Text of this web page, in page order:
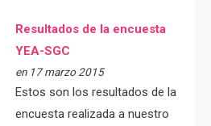
Resultados de la encuesta
YEA-SGC
en 17 marzo 2015
Estos son los resultados de la
encuesta realizada a nuestro